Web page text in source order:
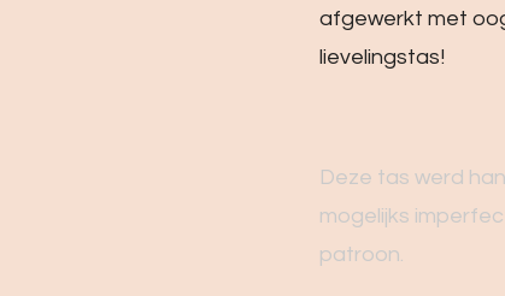
afgewerkt met
lievelingstas!
Deze tas werd
mogelijks
patroon.